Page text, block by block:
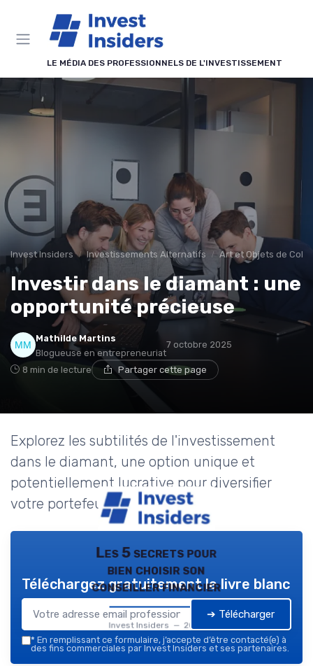
LE MÉDIA DES PROFESSIONNELS DE L'INVESTISSEMENT
Invest Insiders Investissements Alternatifs Art et Objets de
Investir dans le diamant : une
opportunité précieuse
Mathilde Martins
Blogueuse en entrepreneuriat
7 octobre 2025
8 min de lecture Partager cette page
Explorez les subtilités de l'investissement
dans le diamant, une option unique et
potentiellement lucrative pour diversifier
votre portefeuille.
Les 5 secrets pour
bien choisir son
conseiller financier
Invest Insiders — 2026
Téléchargez gratuitement le livre blanc
➔ Télécharger
* En remplissant ce formulaire, j’accepte d’être contacté(e) à
des fins commerciales par Invest Insiders et ses partenaires.